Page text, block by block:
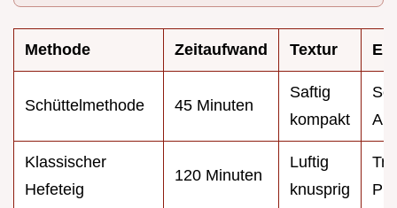
Methode Zeitaufwand Textur
Schüttelmethode 45 Minuten
Saftig
kompakt
Klassischer
Hefeteig
120 Minuten
Luftig
knusprig